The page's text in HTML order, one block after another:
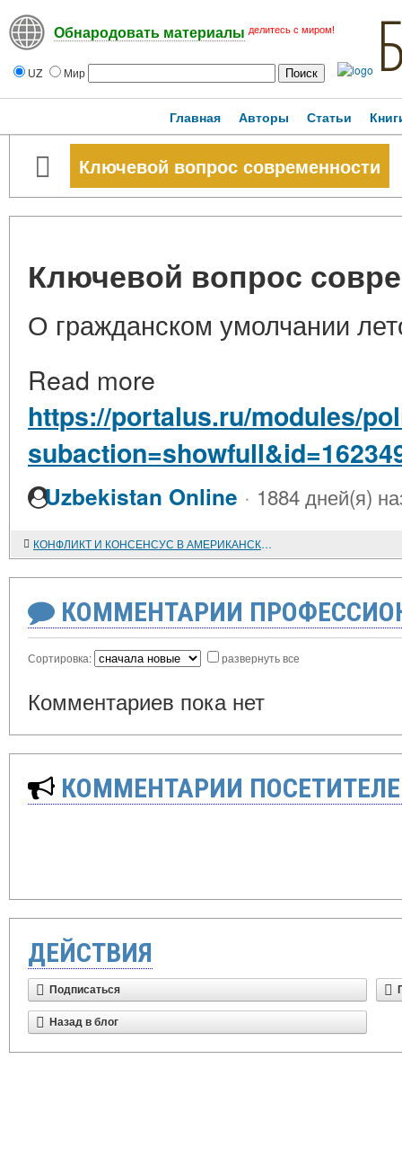
Обнародовать материалы делитесь с миром!
UZ Мир
Главная Авторы Статьи
Ключевой вопрос современности
Ключевой вопрос
О гражданском умолчании
Read more
https://portalus.ru/modules/
Uzbekistan Online · 1884 дней(я)
КОНФЛИКТ И КОНСЕНСУС В АМЕРИКАНСКОЙ ИСТОРИИ
КОММЕНТАРИИ
Сортировка: развернуть все
Комментариев пока нет
КОММЕНТАРИИ
ДЕЙСТВИЯ
Подписаться
Назад в блог